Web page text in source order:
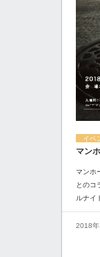
イベ
マン
マンホ
とのコ
ルナイ
2018